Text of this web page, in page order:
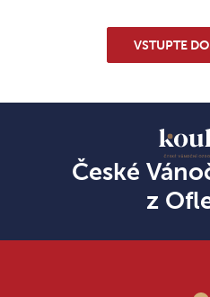
VSTUPTE
České
z